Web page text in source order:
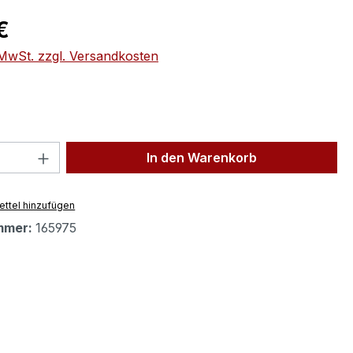
zzgl. Versandkosten
Anzahl: Gib den gewünschten Wert
In den Warenkorb
hinzufügen
165975